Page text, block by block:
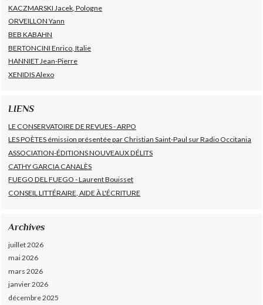
KACZMARSKI Jacek, Pologne
ORVEILLON Yann
BEB KABAHN
BERTONCINI Enrico, Italie
HANNIET Jean-Pierre
XENIDIS Alexo
LIENS
LE CONSERVATOIRE DE REVUES - ARPO
LES POÈTES émission présentée par Christian Saint-Paul sur Radio Occitania
ASSOCIATION-ÉDITIONS NOUVEAUX DÉLITS
CATHY GARCIA CANALÈS
FUEGO DEL FUEGO - Laurent Bouisset
CONSEIL LITTÉRAIRE, AIDE À L'ÉCRITURE
Archives
juillet 2026
mai 2026
mars 2026
janvier 2026
décembre 2025